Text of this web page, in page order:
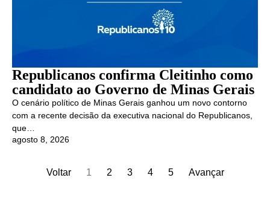
Republicanos confirma Cleitinho como
candidato ao Governo de Minas Gerais
O cenário político de Minas Gerais ganhou um novo contorno
com a recente decisão da executiva nacional do Republicanos,
que…
agosto 8, 2026
Voltar 1 2 3 4 5 Avançar